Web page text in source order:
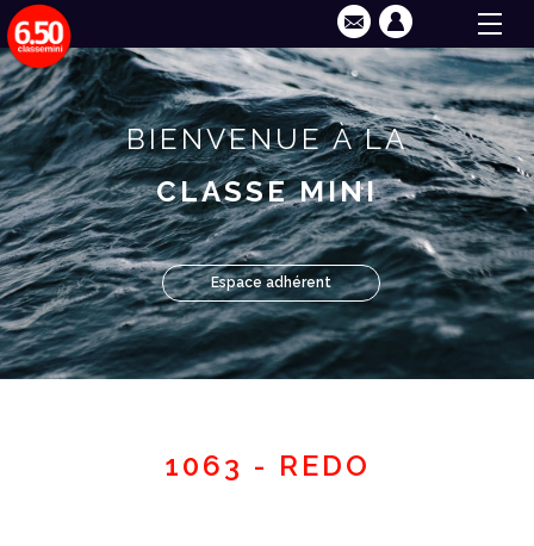
BIENVENUE À LA
CLASSE MINI
Espace adhérent
1063 - REDO